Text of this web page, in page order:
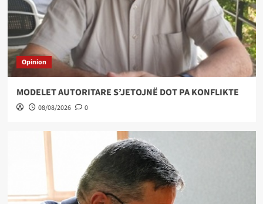
Opinion
MODELET AUTORITARE S’JETOJNË DOT PA KONFLIKTE
08/08/2026 0